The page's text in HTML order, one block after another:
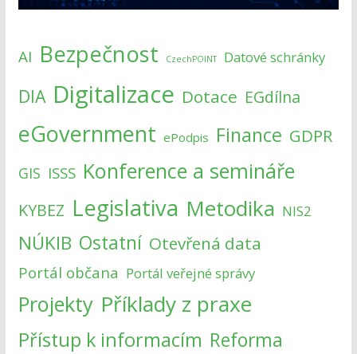
AI Bezpečnost CzechPOINT Datové schránky
DIA Digitalizace Dotace EGdílna
eGovernment ePodpis Finance GDPR
GIS ISSS Konference a semináře
KYBEZ Legislativa Metodika NIS2
NÚKIB Ostatní Otevřená data
Portál občana Portál veřejné správy
Projekty Příklady z praxe
Přístup k informacím Reforma